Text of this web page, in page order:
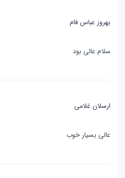
بهروز عباس فام
سلام.عالی بود
ارسلان غلامی
عالی بسیار خوب